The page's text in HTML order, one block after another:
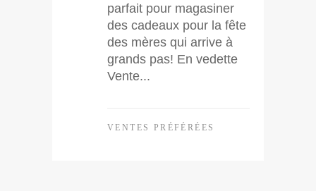
parfait pour magasiner
des cadeaux pour la fête
des mères qui arrive à
grands pas! En vedette
Vente...
VENTES PRÉFÉRÉES